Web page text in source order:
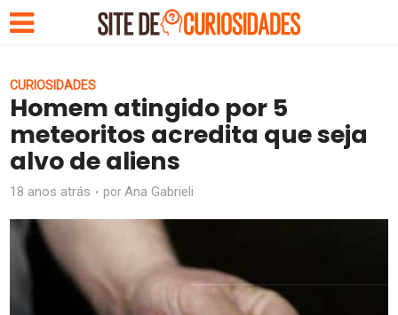
CURIOSIDADES
Homem atingido por 5
meteoritos acredita que seja
alvo de aliens
18 anos atrás por Ana Gabrieli